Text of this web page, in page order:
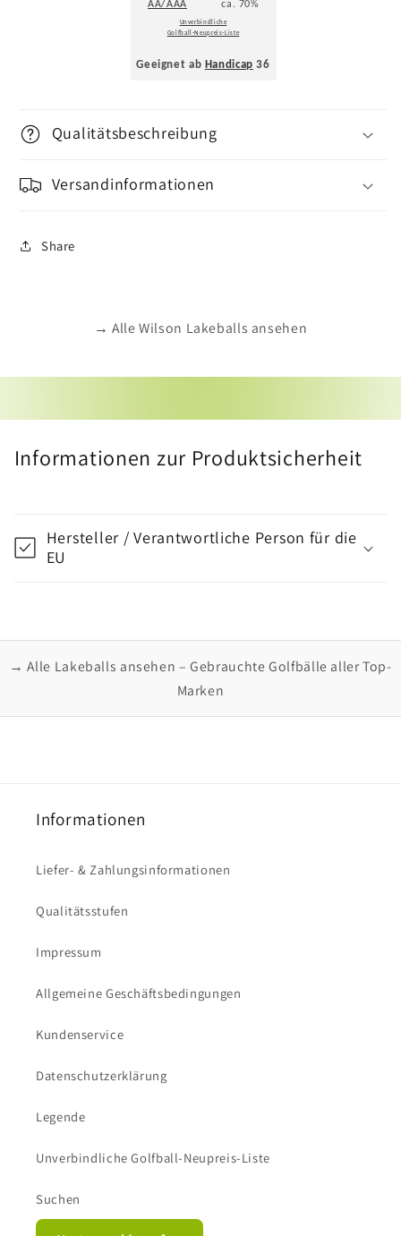
AA/AAA
ca. 70%
Unverbindliche
Golfball-Neupreis-Liste
Geeignet ab Handicap 36
Qualitätsbeschreibung
Versandinformationen
Share
→ Alle Wilson Lakeballs ansehen
Informationen zur Produktsicherheit
Hersteller / Verantwortliche Person für die
EU
→ Alle Lakeballs ansehen – Gebrauchte Golfbälle aller Top-
Marken
Informationen
Liefer- & Zahlungsinformationen
Qualitätsstufen
Impressum
Allgemeine Geschäftsbedingungen
Kundenservice
Datenschutzerklärung
Legende
Unverbindliche Golfball-Neupreis-Liste
Suchen